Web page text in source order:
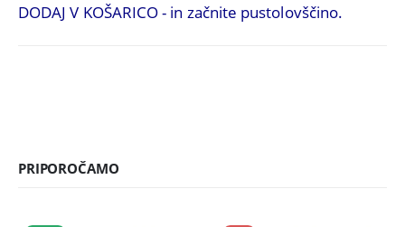
DODAJ V KOŠARICO - in začnite pustolovščino.
PRIPOROČAMO